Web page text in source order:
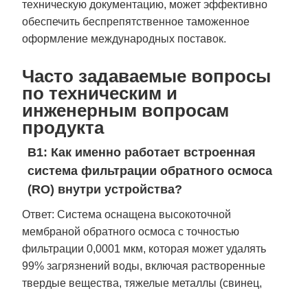
техническую документацию, может эффективно
обеспечить беспрепятственное таможенное
оформление международных поставок.
Часто задаваемые вопросы
по техническим и
инженерным вопросам
продукта
В1: Как именно работает встроенная
система фильтрации обратного осмоса
(RO) внутри устройства?
Ответ: Система оснащена высокоточной
мембраной обратного осмоса с точностью
фильтрации 0,0001 мкм, которая может удалять
99% загрязнений воды, включая растворенные
твердые вещества, тяжелые металлы (свинец,